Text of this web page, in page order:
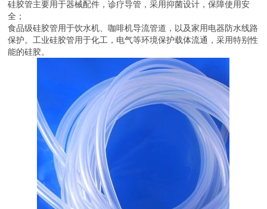
硅胶管主要用于器械配件，诊疗导管，采用抑菌设计，保障使用安
全；
食品级硅胶管用于饮水机、咖啡机导流管道，以及家用电器防水线路
保护。工业硅胶管用于化工，电气等环境保护载体流通，采用特别性
能的硅胶。